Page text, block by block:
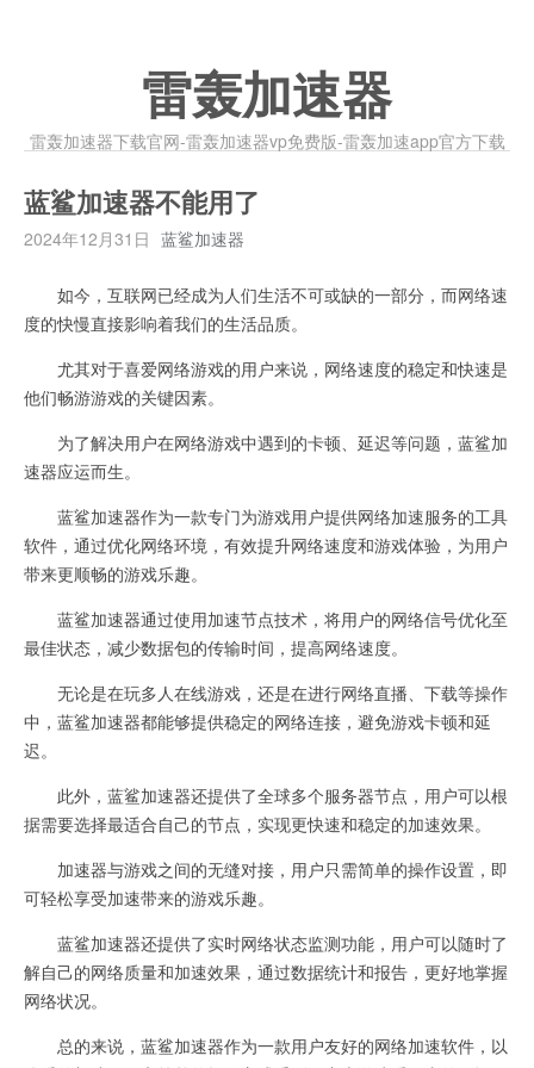
雷轰加速器
雷轰加速器下载官网-雷轰加速器vp免费版-雷轰加速app官方下载
蓝鲨加速器不能用了
2024年12月31日 蓝鲨加速器
如今，互联网已经成为人们生活不可或缺的一部分，而网络速
度的快慢直接影响着我们的生活品质。
尤其对于喜爱网络游戏的用户来说，网络速度的稳定和快速是
他们畅游游戏的关键因素。
为了解决用户在网络游戏中遇到的卡顿、延迟等问题，蓝鲨加
速器应运而生。
蓝鲨加速器作为一款专门为游戏用户提供网络加速服务的工具
软件，通过优化网络环境，有效提升网络速度和游戏体验，为用户
带来更顺畅的游戏乐趣。
蓝鲨加速器通过使用加速节点技术，将用户的网络信号优化至
最佳状态，减少数据包的传输时间，提高网络速度。
无论是在玩多人在线游戏，还是在进行网络直播、下载等操作
中，蓝鲨加速器都能够提供稳定的网络连接，避免游戏卡顿和延
迟。
此外，蓝鲨加速器还提供了全球多个服务器节点，用户可以根
据需要选择最适合自己的节点，实现更快速和稳定的加速效果。
加速器与游戏之间的无缝对接，用户只需简单的操作设置，即
可轻松享受加速带来的游戏乐趣。
蓝鲨加速器还提供了实时网络状态监测功能，用户可以随时了
解自己的网络质量和加速效果，通过数据统计和报告，更好地掌握
网络状况。
总的来说，蓝鲨加速器作为一款用户友好的网络加速软件，以